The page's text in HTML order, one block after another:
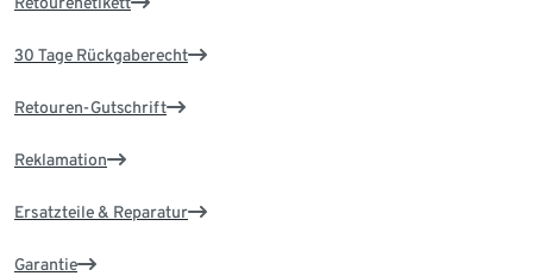
30 Tage Rückgaberecht
Retouren-Gutschrift
Reklamation
Ersatzteile & Reparatur
Garantie